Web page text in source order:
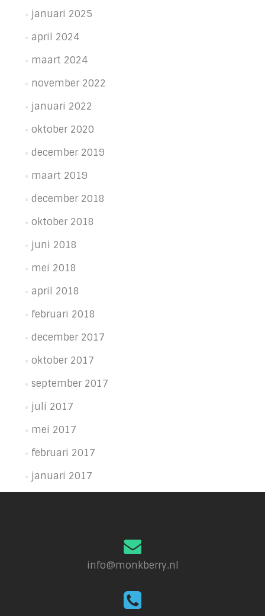
januari 2025
april 2024
maart 2024
november 2022
januari 2022
oktober 2020
december 2019
maart 2019
december 2018
oktober 2018
juni 2018
mei 2018
april 2018
februari 2018
december 2017
oktober 2017
september 2017
juli 2017
mei 2017
februari 2017
januari 2017
info@monkberry.nl